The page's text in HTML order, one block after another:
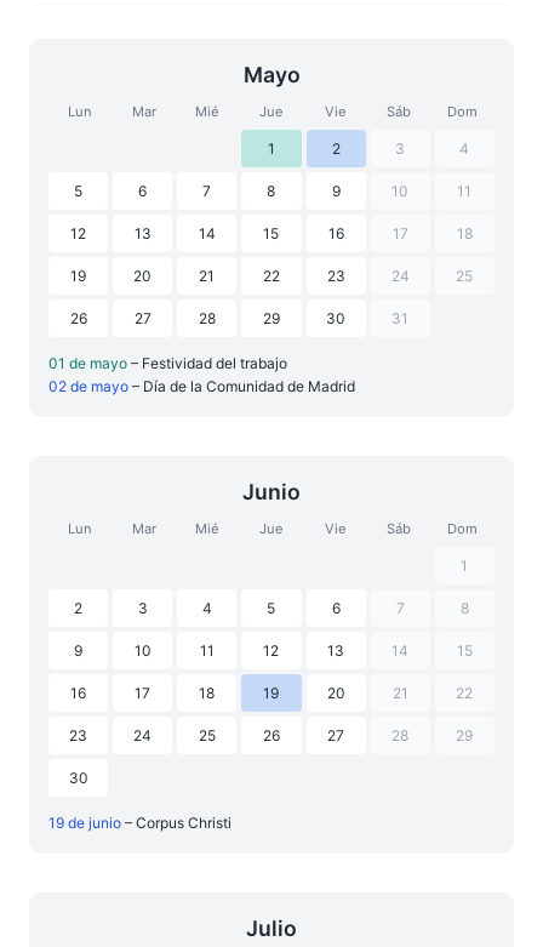
Mayo
Lun Mar Mié Jue Vie Sáb Dom
1 2 3 4
5 6 7 8 9 10 11
12 13 14 15 16 17 18
19 20 21 22 23 24 25
26 27 28 29 30 31
01 de mayo – Festividad del trabajo
02 de mayo – Día de la Comunidad de Madrid
Junio
Lun Mar Mié Jue Vie Sáb Dom
1
2 3 4 5 6 7 8
9 10 11 12 13 14 15
16 17 18 19 20 21 22
23 24 25 26 27 28 29
30
19 de junio – Corpus Christi
Julio